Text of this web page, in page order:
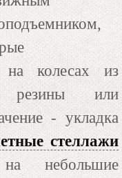
колесах из
резины или
- укладка
стеллажи
небольшие